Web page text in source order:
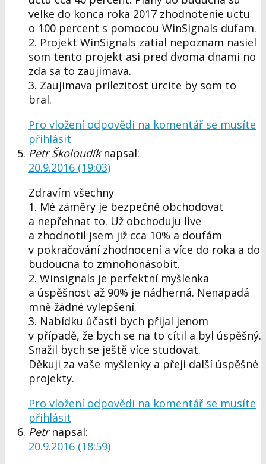
velke do konca roka 2017 zhodnotenie uctu
o 100 percent s pomocou WinSignals dufam.
2. Projekt WinSignals zatial nepoznam nasiel
som tento projekt asi pred dvoma dnami no
zda sa to zaujimava.
3. Zaujimava prilezitost urcite by som to
bral.
Pro vložení odpovědi na komentář se musíte
přihlásit
Petr Školoudík napsal:
20.9.2016 (19:03)
Zdravím všechny
1. Mé záměry je bezpečně obchodovat
a nepřehnat to. Už obchoduju live
a zhodnotil jsem již cca 10% a doufám
v pokračování zhodnocení a více do roka a do
budoucna to zmnohonásobit.
2. Winsignals je perfektní myšlenka
a úspěšnost až 90% je nádherná. Nenapadá
mně žádné vylepšení.
3. Nabídku účasti bych přijal jenom
v případě, že bych se na to cítil a byl úspěšný.
Snažil bych se ještě více studovat.
Děkuji za vaše myšlenky a přeji další úspěšné
projekty.
Pro vložení odpovědi na komentář se musíte
přihlásit
Petr napsal:
20.9.2016 (18:59)